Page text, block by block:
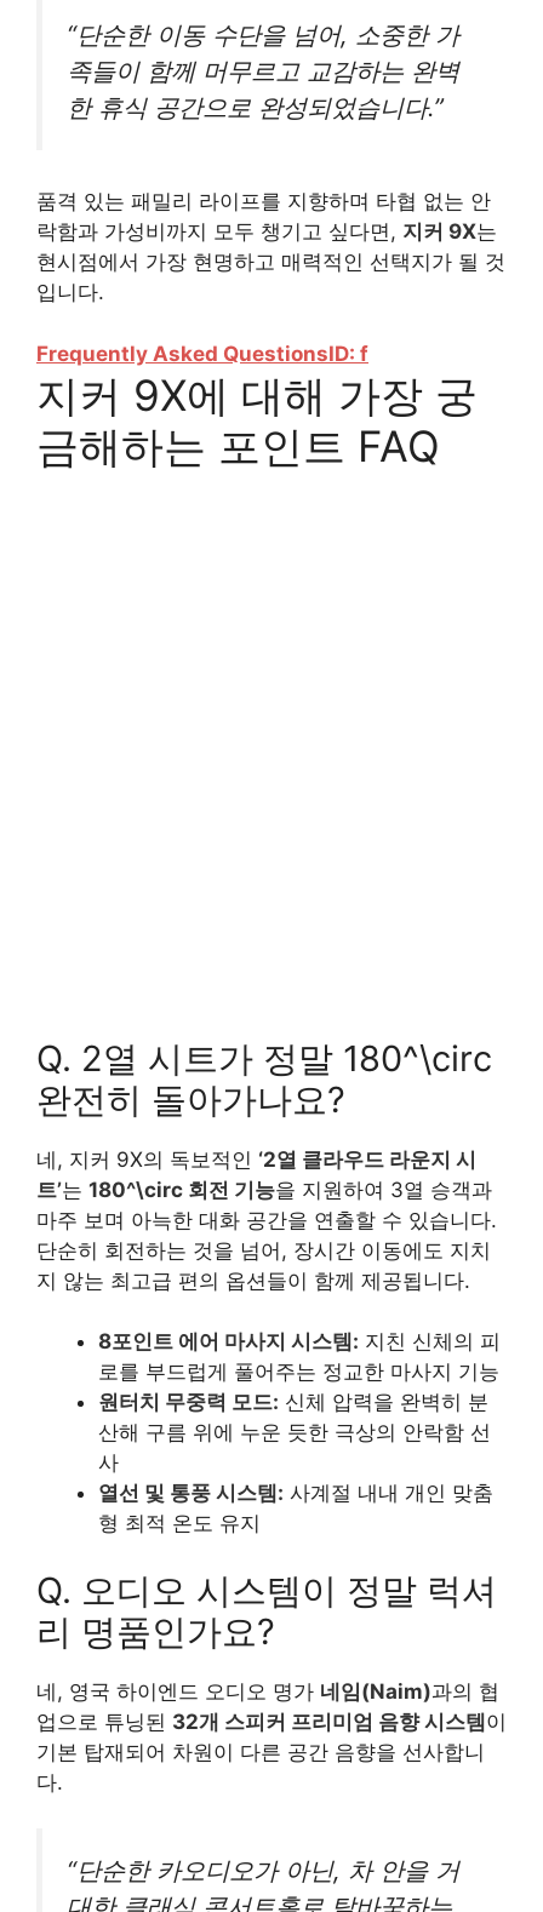
“단순한 이동 수단을 넘어, 소중한 가
족들이 함께 머무르고 교감하는 완벽
한 휴식 공간으로 완성되었습니다.”
품격 있는 패밀리 라이프를 지향하며 타협 없는 안
락함과 가성비까지 모두 챙기고 싶다면, 지커 9X는
현시점에서 가장 현명하고 매력적인 선택지가 될 것
입니다.
Frequently Asked QuestionsID: f
지커 9X에 대해 가장 궁
금해하는 포인트 FAQ
Q. 2열 시트가 정말 180^\circ
완전히 돌아가나요?
네, 지커 9X의 독보적인 ‘2열 클라우드 라운지 시
트’는 180^\circ 회전 기능을 지원하여 3열 승객과
마주 보며 아늑한 대화 공간을 연출할 수 있습니다.
단순히 회전하는 것을 넘어, 장시간 이동에도 지치
지 않는 최고급 편의 옵션들이 함께 제공됩니다.
8포인트 에어 마사지 시스템: 지친 신체의 피
로를 부드럽게 풀어주는 정교한 마사지 기능
원터치 무중력 모드: 신체 압력을 완벽히 분
산해 구름 위에 누운 듯한 극상의 안락함 선
사
열선 및 통풍 시스템: 사계절 내내 개인 맞춤
형 최적 온도 유지
Q. 오디오 시스템이 정말 럭셔
리 명품인가요?
네, 영국 하이엔드 오디오 명가 네임(Naim)과의 협
업으로 튜닝된 32개 스피커 프리미엄 음향 시스템이
기본 탑재되어 차원이 다른 공간 음향을 선사합니
다.
“단순한 카오디오가 아닌, 차 안을 거